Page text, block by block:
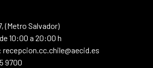
(Metro Salvador)
10:00 a 20:00 h
9700